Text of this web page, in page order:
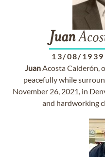
Juan
13/08/1939
JuanAcosta Calderón,
peacefully while
November 26, 2021, in
and hardworking